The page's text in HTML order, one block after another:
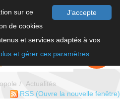
J'accepte
sur ce
de cookies
et services adaptés à vos
et gérer ces paramètres
FAIRE UN
DON
Actualités
RSS (Ouvre la nouvelle fenêtre)